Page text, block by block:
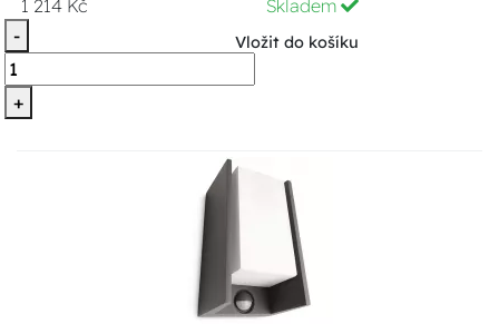
1 214 Kč
Skladem
-
+
Vložit do košíku